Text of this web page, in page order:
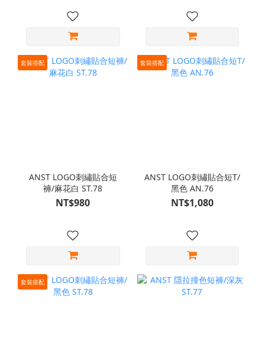
套裝搭配
ANST LOGO刺繡貼合短
褲/麻花白 ST.78
NT$980
套裝搭配
ANST LOGO刺繡貼合短T/
黑色 AN.76
NT$1,080
套裝搭配